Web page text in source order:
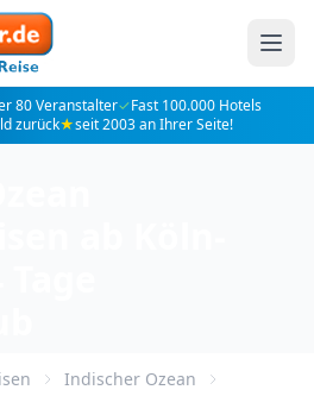
80 Veranstalter✓Fast 100.000 Hotels
zurück★seit 2003 an Ihrer Seite!
Indischer Ozean